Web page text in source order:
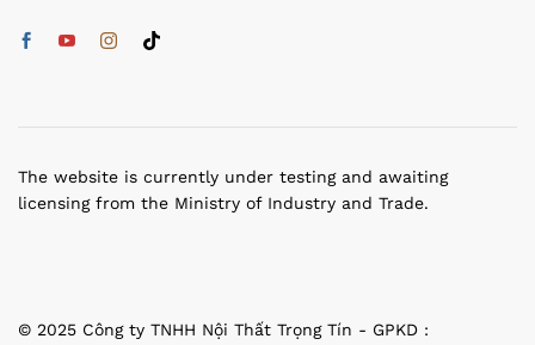
© 2025 Công ty TNHH Nội Thất Trọng Tín - GPKD :
The website is currently under testing and awaiting
licensing from the Ministry of Industry and Trade.